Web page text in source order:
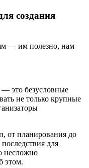
создания
— им полезно, нам
— это безусловные
не только крупные
от планирования до
для
несложно
этом.